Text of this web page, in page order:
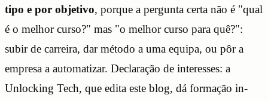
tipo e por objetivo, porque a pergunta certa não é "qual
é o melhor curso?" mas "o melhor curso para quê?":
subir de carreira, dar método a uma equipa, ou pôr a
empresa a automatizar. Declaração de interesses: a
Unlocking Tech, que edita este blog, dá formação in-